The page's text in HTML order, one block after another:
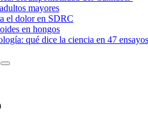
mayores
el dolor en SDRC
en hongos
qué dice la ciencia en 47 ensayos